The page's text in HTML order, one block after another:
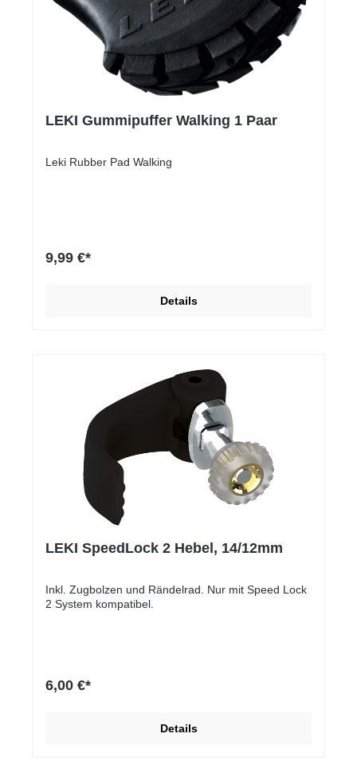
LEKI Gummipuffer Walking 1 Paar
Leki Rubber Pad Walking
9,99 €*
Details
LEKI SpeedLock 2 Hebel, 14/12mm
Inkl. Zugbolzen und Rändelrad. Nur mit Speed Lock
2 System kompatibel.
6,00 €*
Details